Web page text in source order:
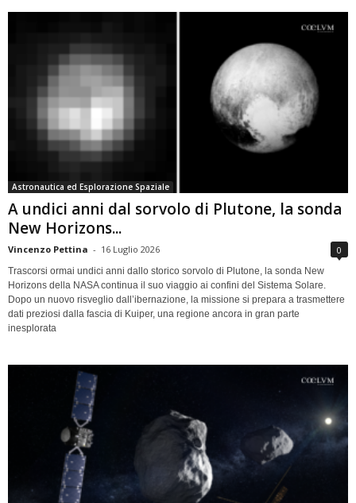
Astronautica ed Esplorazione Spaziale
A undici anni dal sorvolo di Plutone, la sonda
New Horizons...
Vincenzo Pettina - 16 Luglio 2026 0
Trascorsi ormai undici anni dallo storico sorvolo di Plutone, la sonda New
Horizons della NASA continua il suo viaggio ai confini del Sistema Solare.
Dopo un nuovo risveglio dall’ibernazione, la missione si prepara a trasmettere
dati preziosi dalla fascia di Kuiper, una regione ancora in gran parte
inesplorata